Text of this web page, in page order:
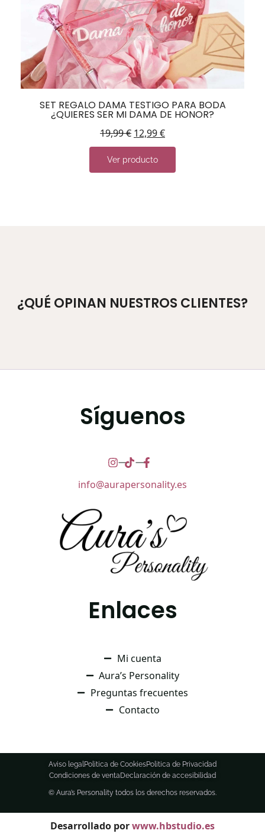
SET REGALO DAMA TESTIGO PARA BODA
¿QUIERES SER MI DAMA DE HONOR?
19,99€ 12,99€
Ver producto
¿QUÉ OPINAN NUESTROS CLIENTES?
Síguenos
info@aurapersonality.es
Enlaces
Mi cuenta
Aura’s Personality
Preguntas frecuentes
Contacto
Aviso legal Politica de CookiesPolitica de Privacidad
Condiciones de ventaDeclaración de accesibilidad
© Aura’s Personality todos los derechos reservados.
Desarrollado porwww.hbstudio.es